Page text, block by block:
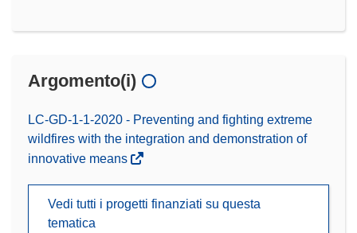
Argomento(i)
LC-GD-1-1-2020 - Preventing and fighting extreme
wildfires with the integration and demonstration of
innovative means
Vedi tutti i progetti finanziati su questa
tematica